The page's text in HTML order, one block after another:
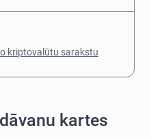
kriptovalūtu sarakstu
kartes